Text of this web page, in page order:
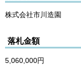
株式会社市川造園
落札金額
5,060,000円